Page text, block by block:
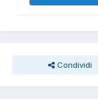
Condividi